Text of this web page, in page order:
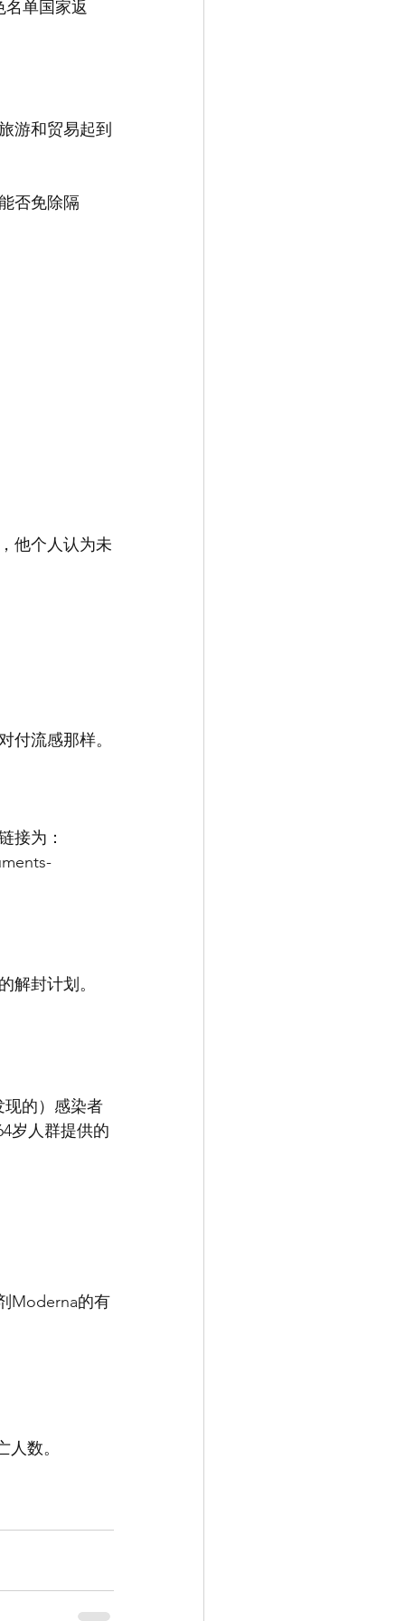
单国家返
游和贸易起到
否免除隔
他个人认为未
付流感那样。
接为：
解封计划。
现的）感染者
岁人群提供的
Moderna的有
数。